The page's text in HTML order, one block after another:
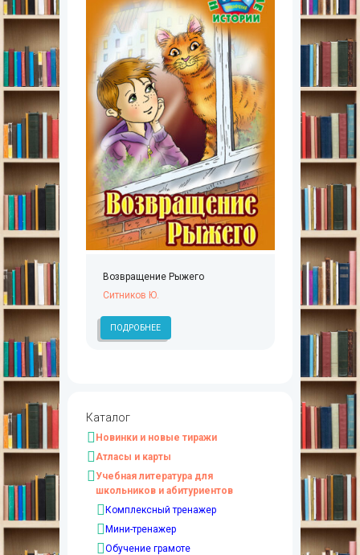
Возвращение Рыжего
Ситников Ю.
ПОДРОБНЕЕ
Каталог
Новинки и новые тиражи
Атласы и карты
Учебная литература для
школьников и абитуриентов
Комплексный тренажер
Мини-тренажер
Обучение грамоте